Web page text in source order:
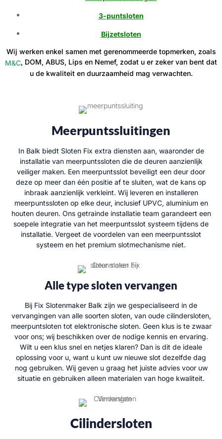
3-puntsloten
Bijzetsloten
Wij werken enkel samen met gerenommeerde topmerken, zoals
M&C, DOM, ABUS, Lips en Nemef, zodat u er zeker van bent dat
u de kwaliteit en duurzaamheid mag verwachten.
Meerpuntssluitingen
In Balk biedt Sloten Fix extra diensten aan, waaronder de
installatie van meerpuntssloten die de deuren aanzienlijk
veiliger maken. Een meerpuntsslot beveiligt een deur door
deze op meer dan één positie af te sluiten, wat de kans op
inbraak aanzienlijk verkleint. Wij leveren en installeren
meerpuntssloten op elke deur, inclusief UPVC, aluminium en
houten deuren. Ons getrainde installatie team garandeert een
soepele integratie van het meerpuntsslot systeem tijdens de
installatie. Vergeet de voordelen van een meerpuntsslot
systeem en het premium slotmechanisme niet.
Alle type sloten vervangen
Bij Fix Slotenmaker Balk zijn we gespecialiseerd in de
vervangingen van alle soorten sloten, van oude cilindersloten,
meerpuntsloten tot elektronische sloten. Geen klus is te zwaar
voor ons; wij beschikken over de nodige kennis en ervaring.
Wilt u een klus snel en netjes klaren? Dan is dit de ideale
oplossing voor u, want u kunt uw nieuwe slot dezelfde dag
nog gebruiken. Wij geven u graag het juiste advies voor uw
situatie en gebruiken alleen materialen van hoge kwaliteit.
Cilindersloten